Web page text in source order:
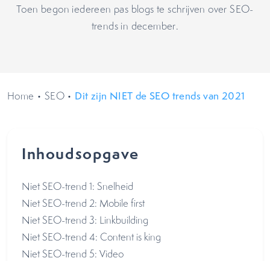
Toen begon iedereen pas blogs te schrijven over SEO-
trends in december.
Home • SEO • Dit zijn NIET de SEO trends van 2021
Inhoudsopgave
Niet SEO-trend 1: Snelheid
Niet SEO-trend 2: Mobile first
Niet SEO-trend 3: Linkbuilding
Niet SEO-trend 4: Content is king
Niet SEO-trend 5: Video